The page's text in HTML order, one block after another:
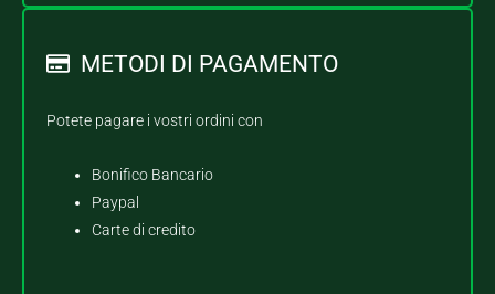
METODI DI PAGAMENTO
Potete pagare i vostri ordini con
Bonifico Bancario
Paypal
Carte di credito